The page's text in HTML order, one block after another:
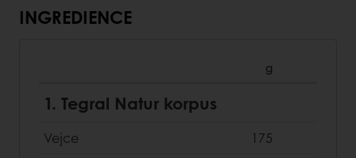
INGREDIENCE
g
1. Tegral Natur korpus
Vejce
175